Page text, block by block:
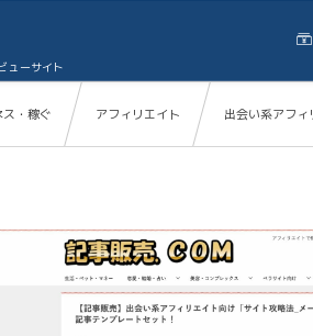
ューサイト
ス・稼ぐ アフィリエイト 出会い系アフィ